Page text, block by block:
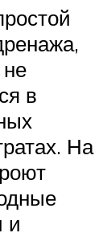
в
На
и